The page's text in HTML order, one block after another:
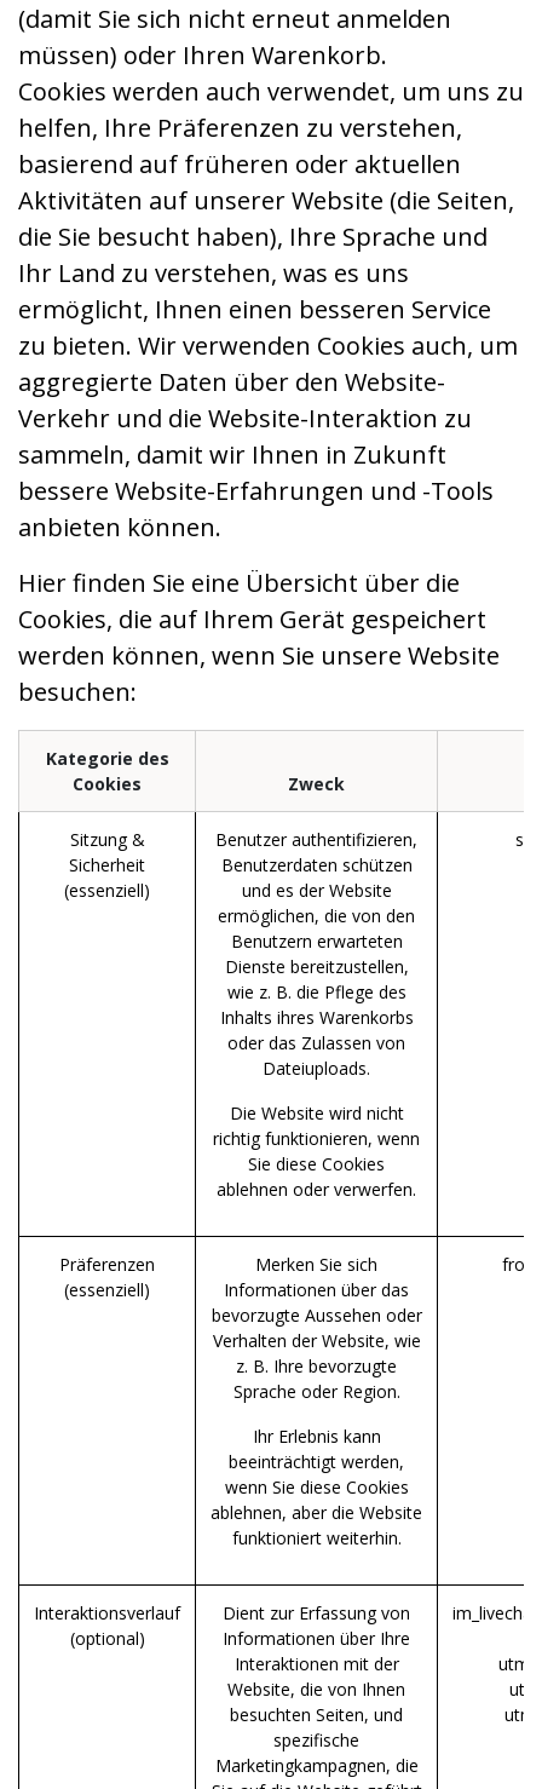
(damit Sie sich nicht erneut anmelden
müssen) oder Ihren Warenkorb.
Cookies werden auch verwendet, um uns zu
helfen, Ihre Präferenzen zu verstehen,
basierend auf früheren oder aktuellen
Aktivitäten auf unserer Website (die Seiten,
die Sie besucht haben), Ihre Sprache und
Ihr Land zu verstehen, was es uns
ermöglicht, Ihnen einen besseren Service
zu bieten. Wir verwenden Cookies auch, um
aggregierte Daten über den Website-
Verkehr und die Website-Interaktion zu
sammeln, damit wir Ihnen in Zukunft
bessere Website-Erfahrungen und -Tools
anbieten können.
Hier finden Sie eine Übersicht über die
Cookies, die auf Ihrem Gerät gespeichert
werden können, wenn Sie unsere Website
besuchen:
Kategorie des
Cookies
Zweck
Sitzung &
Sicherheit
(essenziell)
Benutzer authentifizieren,
Benutzerdaten schützen
und es der Website
ermöglichen, die von den
Benutzern erwarteten
Dienste bereitzustellen,
wie z. B. die Pflege des
Inhalts ihres Warenkorbs
oder das Zulassen von
Dateiuploads.
Die Website wird nicht
richtig funktionieren, wenn
Sie diese Cookies
ablehnen oder verwerfen.
Präferenzen
(essenziell)
Merken Sie sich
Informationen über das
bevorzugte Aussehen oder
Verhalten der Website, wie
z. B. Ihre bevorzugte
Sprache oder Region.
Ihr Erlebnis kann
beeinträchtigt werden,
wenn Sie diese Cookies
ablehnen, aber die Website
funktioniert weiterhin.
Interaktionsverlauf
(optional)
Dient zur Erfassung von
Informationen über Ihre
Interaktionen mit der
Website, die von Ihnen
besuchten Seiten, und
spezifische
Marketingkampagnen, die